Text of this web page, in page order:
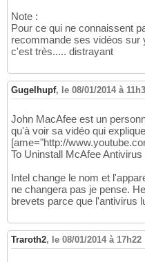
Note :
Pour ce qui ne connaissent
recommande ses vidéos sur
c'est très..... distrayant
Gugelhupf, le 08/01/2014 à
John MacAfee est un
qu'à voir sa vidéo qui
[ame="http://
To Uninstall McAfee Antivirus
Intel change le nom et
ne changera pas je pense.
brevets parce que l'antivirus
Traroth2, le 08/01/2014 à 17h22